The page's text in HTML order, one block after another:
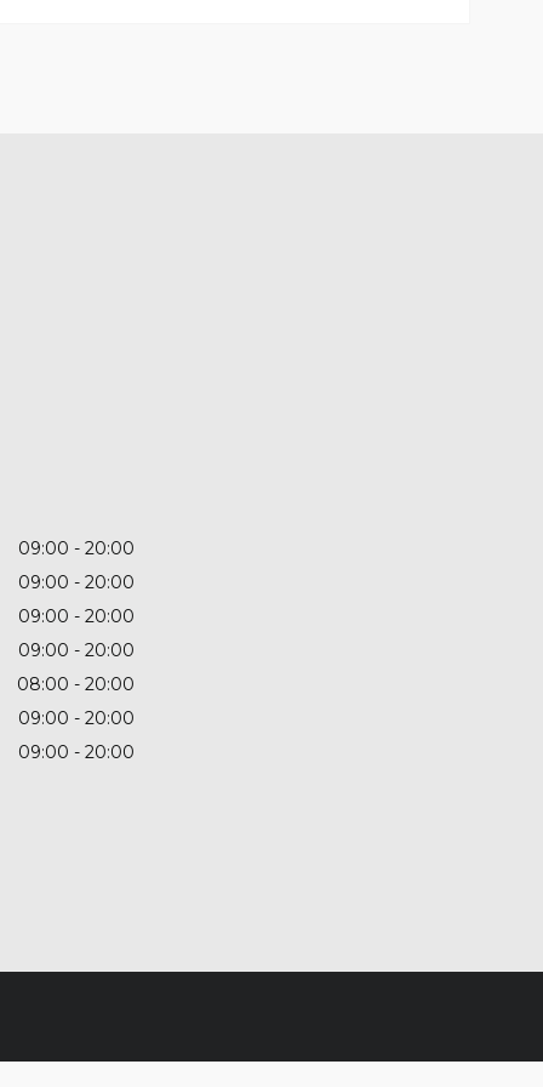
09:00
20:00
09:00
20:00
09:00
20:00
09:00
20:00
08:00
20:00
09:00
20:00
09:00 20:00